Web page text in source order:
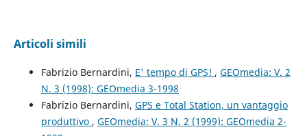
Articoli simili
Fabrizio Bernardini, E' tempo di GPS! , GEOmedia: V. 2
N. 3 (1998): GEOmedia 3-1998
Fabrizio Bernardini, GPS e Total Station, un vantaggio
produttivo , GEOmedia: V. 3 N. 2 (1999): GEOmedia 2-